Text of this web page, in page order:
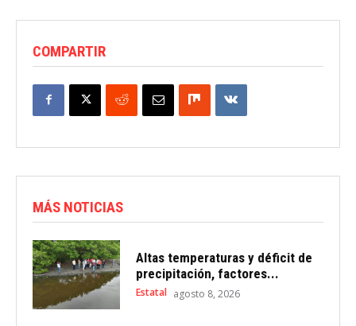
COMPARTIR
MÁS NOTICIAS
Altas temperaturas y déficit de
precipitación, factores...
Estatal agosto 8, 2026